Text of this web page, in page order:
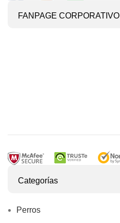
FANPAGE CORPORATIVO
Categorías
Perros